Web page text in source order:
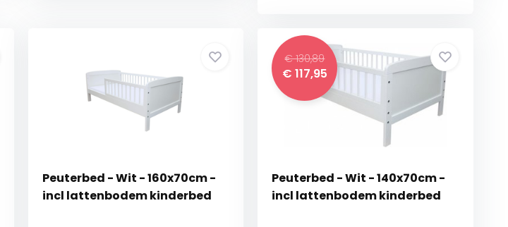
Peuterbed - Wit - 160x70cm -
incl lattenbodem kinderbed
€ 130,89
€ 117,95
Peuterbed - Wit - 140x70cm -
incl lattenbodem kinderbed